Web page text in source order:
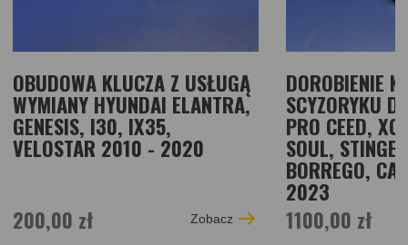
OBUDOWA KLUCZA Z USŁUGĄ
WYMIANY HYUNDAI ELANTRA,
GENESIS, I30, IX35,
VELOSTAR 2010 - 2020
200,00 zł Zobacz
DOROBIENIE
SCYZORYKU
PRO CEED,
SOUL,
BORREGO,
2023
1100,00 zł